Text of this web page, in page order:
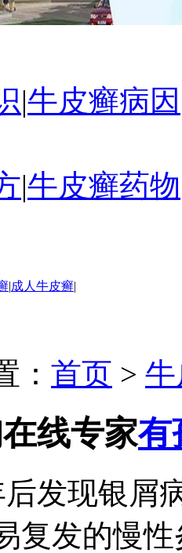
|牛皮癣病因
|牛皮癣药物
|成人牛皮癣|
： 首页 >
线专家有
发现银屑
复发的慢